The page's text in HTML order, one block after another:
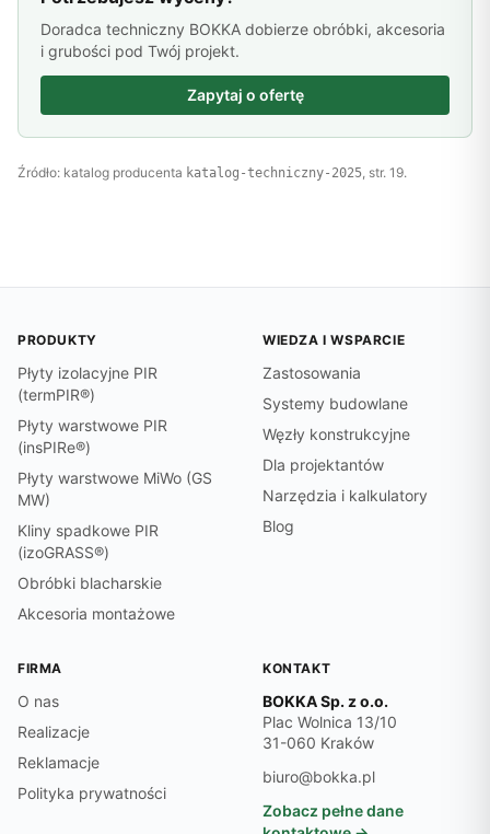
Doradca techniczny BOKKA dobierze obróbki, akcesoria
i grubości pod Twój projekt.
Zapytaj o ofertę
Źródło: katalog producenta katalog-techniczny-2025, str. 19.
PRODUKTY
Płyty izolacyjne PIR
(termPIR®)
Płyty warstwowe PIR
(insPIRe®)
Płyty warstwowe MiWo (GS
MW)
Kliny spadkowe PIR
(izoGRASS®)
Obróbki blacharskie
Akcesoria montażowe
WIEDZA I WSPARCIE
Zastosowania
Systemy budowlane
Węzły konstrukcyjne
Dla projektantów
Narzędzia i kalkulatory
Blog
FIRMA
O nas
Realizacje
Reklamacje
Polityka prywatności
KONTAKT
BOKKA Sp. z o.o.
Plac Wolnica 13/10
31-060 Kraków
biuro@bokka.pl
Zobacz pełne dane